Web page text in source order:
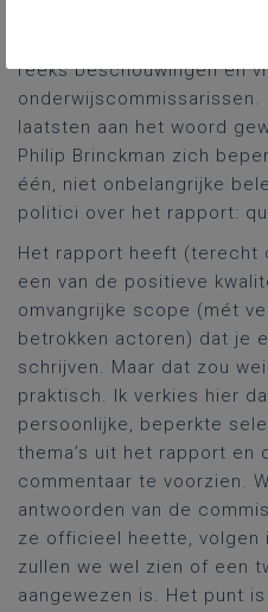
reeks beschouwingen en
onderwijscommissarissen.
laatsten aan het woord
Philip Brinckman zich
één, niet onbelangrijke
politici over het rapport:
Het rapport heeft (terecht
een van de positieve
omvangrijke scope (mét
betrokken actoren) dat je
schrijven. Maar dat zou
praktisch. Ik verkies hier
persoonlijke, beperkte
thema’s uit het rapport en
commentaar te voorzien.
antwoorden van de
ze officieel heette, volgen
zullen we wel zien of een
aangewezen is. Het punt